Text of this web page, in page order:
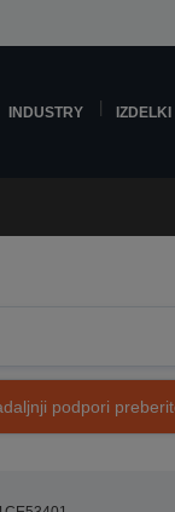
INDUSTRY IZDELKI
podpori